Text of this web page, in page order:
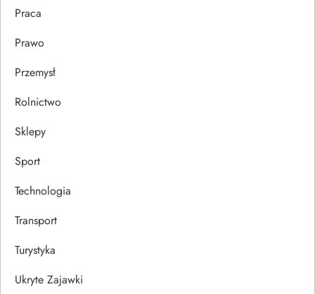
Praca
Prawo
Przemysł
Rolnictwo
Sklepy
Sport
Technologia
Transport
Turystyka
Ukryte Zajawki